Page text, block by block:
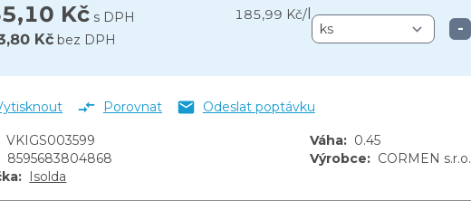
Kč s DPH 185,99 Kč/
Kč bez DPH
-
Porovnat Odeslat poptávku
VKIGS003599 Váha: 0.45
8595683804868 Výrobce: CORMEN s.r.o.
: Isolda